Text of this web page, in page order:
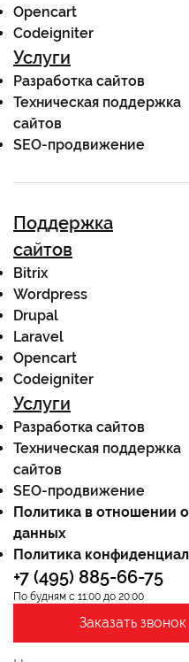
Opencart
Codeigniter
Услуги
Разработка сайтов
Техническая поддержка
сайтов
SEO-продвижение
Поддержка
сайтов
Bitrix
Wordpress
Drupal
Laravel
Opencart
Codeigniter
Услуги
Разработка сайтов
Техническая поддержка
сайтов
SEO-продвижение
Политика в отношении
данных
Политика
+7 (495) 885-66-75
По будням с 11:00 до 20:00
Заказать звонок